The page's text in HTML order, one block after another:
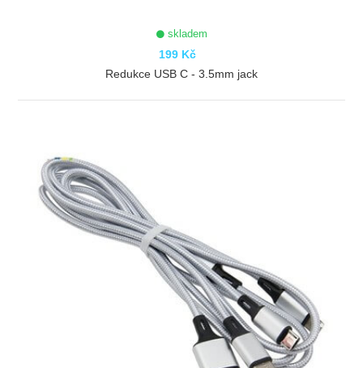
skladem
199 Kč
Redukce USB C - 3.5mm jack